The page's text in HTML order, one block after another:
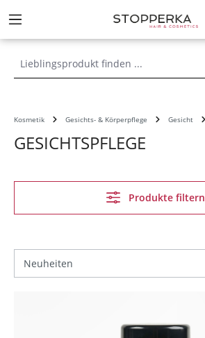
springen
Kosmetik Gesichts- & Körperpflege Gesicht
GESICHTSPFLEGE
Produkte filtern